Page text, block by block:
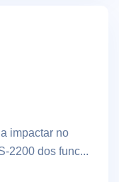
impactar no
2200 dos func...